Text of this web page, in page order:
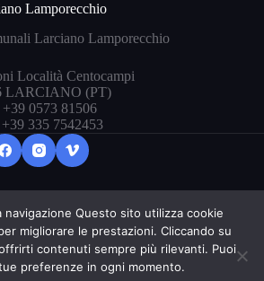
Lamporecchio
Larciano Lamporecchio
Località Centocampi
LARCIANO (PT)
+39 0573 81506
335 7542453
Nuoto Valdinievole - P.Iva
01136130471
with 💜 byweopera
navigazione Questo sito utilizza cookie
migliorare le prestazioni. Cliccando su
contenuti sempre più rilevanti. Puoi
preferenze in ogni momento.